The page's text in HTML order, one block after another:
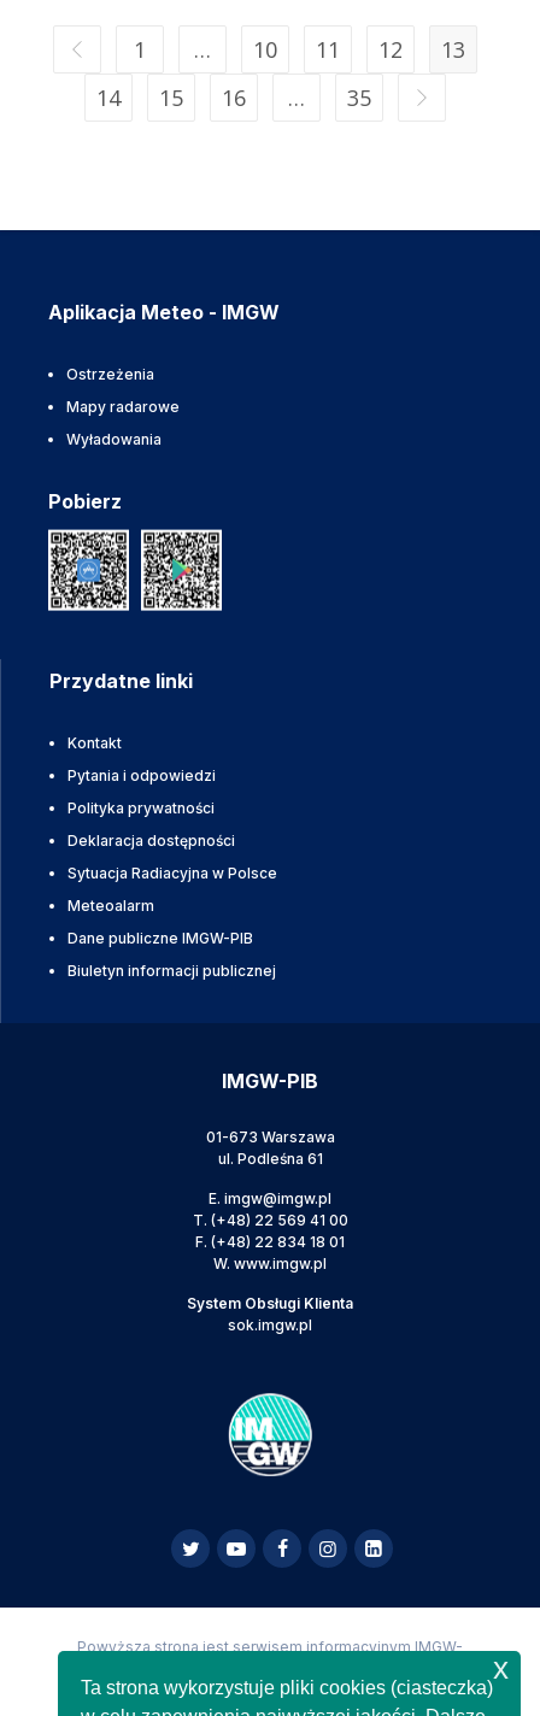
1 … 10 11 12
13
14
15 16 … 35
Aplikacja Meteo - IMGW
Ostrzeżenia
Mapy radarowe
Wyładowania
Pobierz
Przydatne linki
Kontakt
Pytania i odpowiedzi
Polityka prywatności
Deklaracja dostępności
Sytuacja Radiacyjna w Polsce
Meteoalarm
Dane publiczne IMGW-PIB
Biuletyn informacji publicznej
IMGW-PIB
01-673 Warszawa
ul. Podleśna 61
E. imgw@imgw.pl
T. (+48) 22 569 41 00
F. (+48) 22 834 18 01
W. www.imgw.pl
System Obsługi Klienta
sok.imgw.pl
Powyższa strona jest serwisem informacyjnym IMGW-
Copyright IMGW-PIB Wszelkie prawa zastrzeżone
Ta strona wykorzystuje pliki cookies (ciasteczka)
x